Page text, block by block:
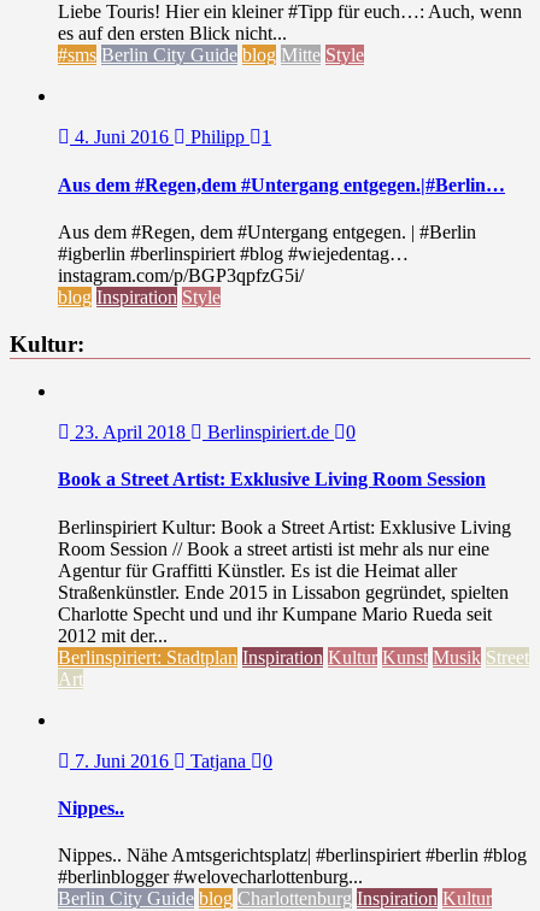
Liebe Touris! Hier ein kleiner #Tipp für euch…: Auch, wenn
es auf den ersten Blick nicht...
#sms Berlin City Guide blog Mitte Style
4. Juni 2016 Philipp 1
Aus dem #Regen,dem #Untergang entgegen.|#Berlin…
Aus dem #Regen, dem #Untergang entgegen. | #Berlin
#igberlin #berlinspiriert #blog #wiejedentag…
instagram.com/p/BGP3qpfzG5i/
blog Inspiration Style
Kultur:
23. April 2018 Berlinspiriert.de 0
Book a Street Artist: Exklusive Living Room Session
Berlinspiriert Kultur: Book a Street Artist: Exklusive Living
Room Session // Book a street artisti ist mehr als nur eine
Agentur für Graffitti Künstler. Es ist die Heimat aller
Straßenkünstler. Ende 2015 in Lissabon gegründet, spielten
Charlotte Specht und und ihr Kumpane Mario Rueda seit
2012 mit der...
Berlinspiriert: Stadtplan Inspiration Kultur Kunst Musik Street
Art
7. Juni 2016 Tatjana 0
Nippes..
Nippes.. Nähe Amtsgerichtsplatz| #berlinspiriert #berlin #blog
#berlinblogger #welovecharlottenburg...
Berlin City Guide blog Charlottenburg Inspiration Kultur